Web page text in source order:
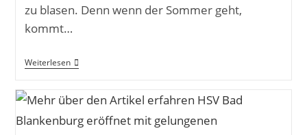
zu blasen. Denn wenn der Sommer geht,
kommt…
Weiterlesen